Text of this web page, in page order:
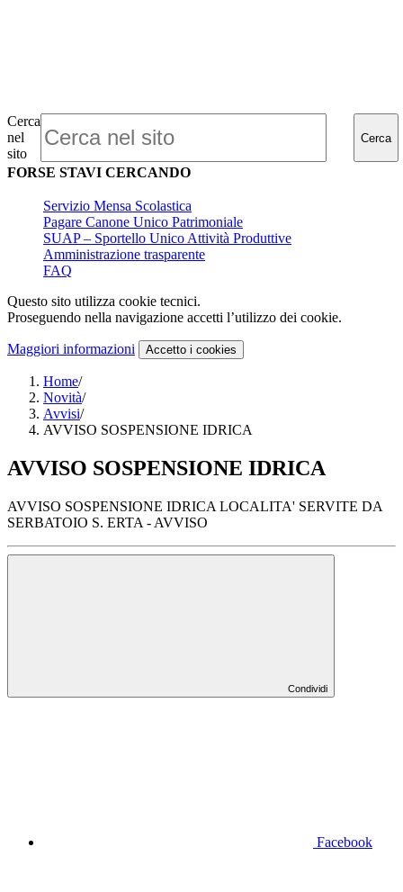
Cerca
nel
sito
Cerca
FORSE STAVI CERCANDO
Servizio Mensa Scolastica
Pagare Canone Unico Patrimoniale
SUAP – Sportello Unico Attività Produttive
Amministrazione trasparente
FAQ
Questo sito utilizza cookie tecnici.
Proseguendo nella navigazione accetti l’utilizzo dei cookie.
Maggiori informazioni Accetto i cookies
Home/
Novità/
Avvisi/
AVVISO SOSPENSIONE IDRICA
AVVISO SOSPENSIONE IDRICA
AVVISO SOSPENSIONE IDRICA LOCALITA' SERVITE DA
SERBATOIO S. ERTA - AVVISO
Condividi
Facebook